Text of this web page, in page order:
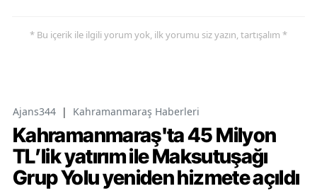
* Bu içerik ile ilgili yorum yok, ilk yorumu siz yazın, tartışalım *
Ajans344 | Kahramanmaraş Haberleri
Kahramanmaraş'ta 45 Milyon
TL’lik yatırım ile Maksutuşağı
Grup Yolu yeniden hizmete açıldı